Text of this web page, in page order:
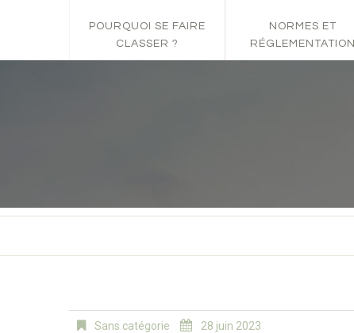
POURQUOI SE FAIRE
CLASSER ?
NORMES ET
RÉGLEMENTATION
Sans catégorie 28 juin 2023